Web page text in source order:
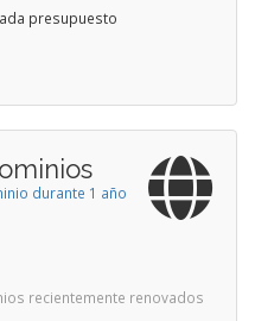
presupuesto
durante 1 año
recientemente renovados